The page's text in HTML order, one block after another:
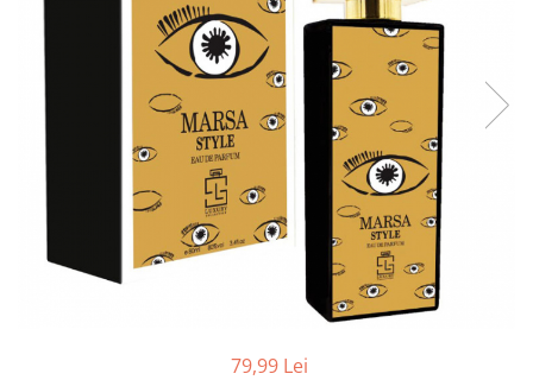
Parfumuri de SEARA
Parfumuri de VARA
Parfumuri de IARNA
Grandeur Elite
Jenny Glow
Khalis
Louis Varel
Maison Alhambra
79,99 Lei